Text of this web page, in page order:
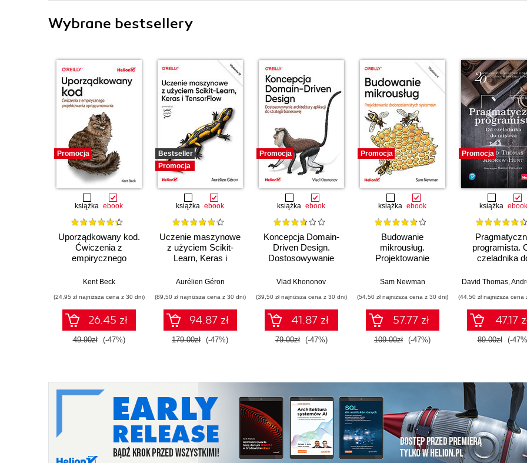
Wybrane bestsellery
Promocja
książka ebook
Uporządkowany kod.
Ćwiczenia z
empirycznego
oprogramowania
Kent Beck
(24,95 zł najniższa cena z 30 dni)
26.45 zł
49.90zł (-47%)
Bestseller
Promocja
książka ebook
Uczenie maszynowe
z użyciem Scikit-
Learn, Keras i
III
Aurélien Géron
(89,50 zł najniższa cena z 30 dni)
94.87 zł
179.00zł (-47%)
Promocja
książka ebook
Koncepcja Domain-
Driven Design.
Dostosowywanie
do strategii
Vlad Khononov
(39,50 zł najniższa cena z 30 dni)
41.87 zł
79.00zł (-47%)
Promocja
książka ebook
Budowanie
mikrousług.
Projektowanie
systemów. Wydanie
Sam Newman
(54,50 zł najniższa cena z 30 dni)
57.77 zł
109.00zł (-47%)
Promocja
książka ebook
programista.
czeladnika
David Thomas,Andrew
(44,50 zł najniższa cena
47.17
89.00zł (-